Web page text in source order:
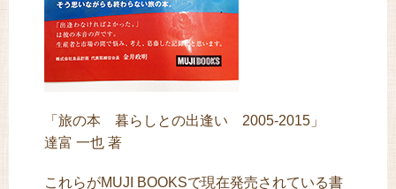
「旅の本 暮らしとの出逢い 2005-2015」
達富 一也 著
これらがMUJI BOOKSで現在発売されている書